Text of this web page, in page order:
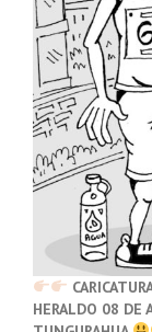
HERALDO 08 DE